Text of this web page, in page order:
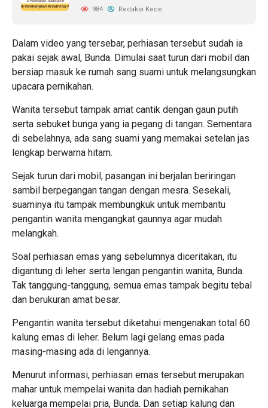
984 Redaksi Kece
Dalam video yang tersebar, perhiasan tersebut sudah ia
pakai sejak awal, Bunda. Dimulai saat turun dari mobil dan
bersiap masuk ke rumah sang suami untuk melangsungkan
upacara pernikahan.
Wanita tersebut tampak amat cantik dengan gaun putih
serta sebuket bunga yang ia pegang di tangan. Sementara
di sebelahnya, ada sang suami yang memakai setelan jas
lengkap berwarna hitam.
Sejak turun dari mobil, pasangan ini berjalan beriringan
sambil berpegangan tangan dengan mesra. Sesekali,
suaminya itu tampak membungkuk untuk membantu
pengantin wanita mengangkat gaunnya agar mudah
melangkah.
Soal perhiasan emas yang sebelumnya diceritakan, itu
digantung di leher serta lengan pengantin wanita, Bunda.
Tak tanggung-tanggung, semua emas tampak begitu tebal
dan berukuran amat besar.
Pengantin wanita tersebut diketahui mengenakan total 60
kalung emas di leher. Belum lagi gelang emas pada
masing-masing ada di lengannya.
Menurut informasi, perhiasan emas tersebut merupakan
mahar untuk mempelai wanita dan hadiah pernikahan
keluarga mempelai pria, Bunda. Dan setiap kalung dan